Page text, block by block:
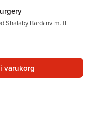
Shalaby Bardanv m. fl.
varukorg